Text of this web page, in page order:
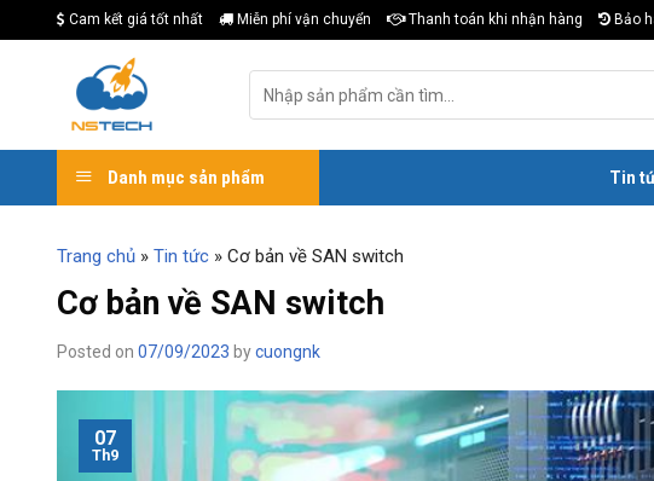
to
Cam kết giá tốt nhất Miễn phí vận chuyển Thanh toán khi nhận hàng Bảo
kiếm:
Danh mục sản phẩm Tin
Trang chủ » Tin tức » Cơ bản về SAN switch
Cơ bản về SAN switch
Posted on 07/09/2023 bycuongnk
07
Th9